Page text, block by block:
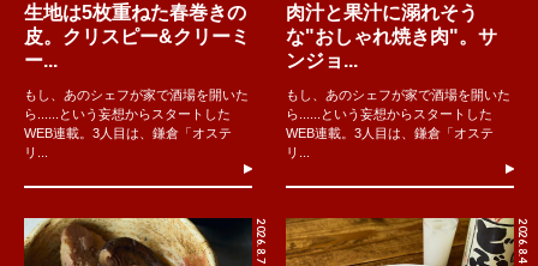
生地は5枚重ねた春巻きの
皮。クリスピー&クリーミ
ー...
もし、あのシェフが家で酒場を開いた
ら......という妄想からスタートした
WEB連載。3人目は、鎌倉「オステ
リ...
肉汁と果汁に溺れそう
な"おしゃれ焼き肉"。サ
ンジョ...
もし、あのシェフが家で酒場を開いた
ら......という妄想からスタートした
WEB連載。3人目は、鎌倉「オステ
リ...
2026.8.7 2026.8.4